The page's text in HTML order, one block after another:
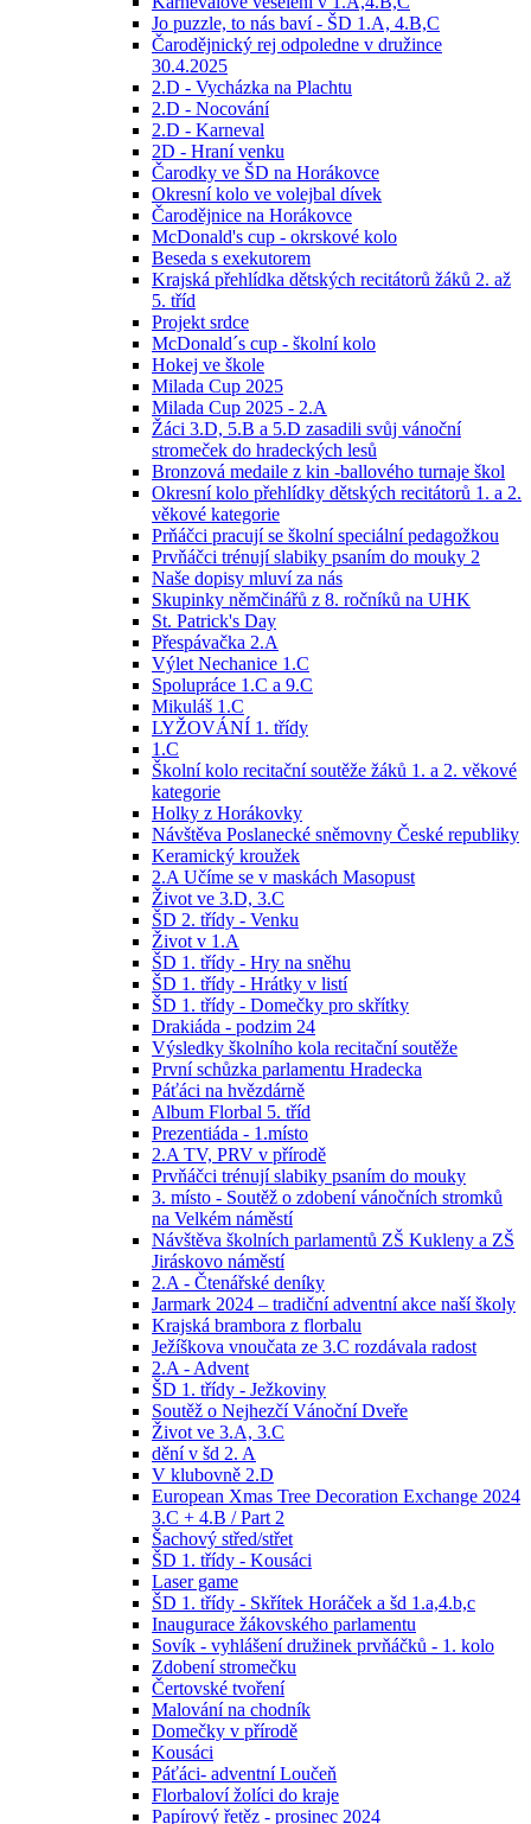
Jo puzzle, to nás baví - ŠD 1.A, 4.B,C
Čarodějnický rej odpoledne v družince
30.4.2025
2.D - Vycházka na Plachtu
2.D - Nocování
2.D - Karneval
2D - Hraní venku
Čarodky ve ŠD na Horákovce
Okresní kolo ve volejbal dívek
Čarodějnice na Horákovce
McDonald's cup - okrskové kolo
Beseda s exekutorem
Krajská přehlídka dětských recitátorů žáků 2. až
5. tříd
Projekt srdce
McDonald´s cup - školní kolo
Hokej ve škole
Milada Cup 2025
Milada Cup 2025 - 2.A
Žáci 3.D, 5.B a 5.D zasadili svůj vánoční
stromeček do hradeckých lesů
Bronzová medaile z kin -ballového turnaje škol
Okresní kolo přehlídky dětských recitátorů 1. a 2.
věkové kategorie
Prňáčci pracují se školní speciální pedagožkou
Prvňáčci trénují slabiky psaním do mouky 2
Naše dopisy mluví za nás
Skupinky němčinářů z 8. ročníků na UHK
St. Patrick's Day
Přespávačka 2.A
Výlet Nechanice 1.C
Spolupráce 1.C a 9.C
Mikuláš 1.C
LYŽOVÁNÍ 1. třídy
1.C
Školní kolo recitační soutěže žáků 1. a 2. věkové
kategorie
Holky z Horákovky
Návštěva Poslanecké sněmovny České republiky
Keramický kroužek
2.A Učíme se v maskách Masopust
Život ve 3.D, 3.C
ŠD 2. třídy - Venku
Život v 1.A
ŠD 1. třídy - Hry na sněhu
ŠD 1. třídy - Hrátky v listí
ŠD 1. třídy - Domečky pro skřítky
Drakiáda - podzim 24
Výsledky školního kola recitační soutěže
První schůzka parlamentu Hradecka
Páťáci na hvězdárně
Album Florbal 5. tříd
Prezentiáda - 1.místo
2.A TV, PRV v přírodě
Prvňáčci trénují slabiky psaním do mouky
3. místo - Soutěž o zdobení vánočních stromků
na Velkém náměstí
Návštěva školních parlamentů ZŠ Kukleny a ZŠ
Jiráskovo náměstí
2.A - Čtenářské deníky
Jarmark 2024 – tradiční adventní akce naší školy
Krajská brambora z florbalu
Ježíškova vnoučata ze 3.C rozdávala radost
2.A - Advent
ŠD 1. třídy - Ježkoviny
Soutěž o Nejhezčí Vánoční Dveře
Život ve 3.A, 3.C
dění v šd 2. A
V klubovně 2.D
European Xmas Tree Decoration Exchange 2024
3.C + 4.B / Part 2
Šachový střed/střet
ŠD 1. třídy - Kousáci
Laser game
ŠD 1. třídy - Skřítek Horáček a šd 1.a,4.b,c
Inaugurace žákovského parlamentu
Sovík - vyhlášení družinek prvňáčků - 1. kolo
Zdobení stromečku
Čertovské tvoření
Malování na chodník
Domečky v přírodě
Kousáci
Páťáci- adventní Loučeň
Florbaloví žolíci do kraje
Papírový řetěz - prosinec 2024